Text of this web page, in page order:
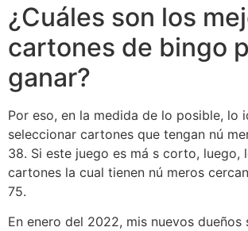
¿Cuáles son los
cartones de bingo
ganar?
Por eso, en la medida de lo posible, lo
seleccionar cartones que tengan nú
38. Si este juego es má s corto, luego,
cartones la cual tienen nú meros
75.
En enero del 2022, mis nuevos dueños